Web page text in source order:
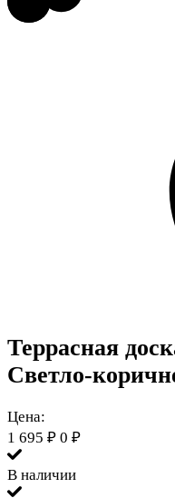
Террасная
Светло-
Цена:
1 695 ₽ 0 ₽
В наличии